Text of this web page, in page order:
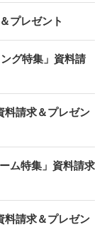
プレゼント
グ特集」資料請
料請求＆プレゼン
ム特集」資料請求
料請求＆プレゼン